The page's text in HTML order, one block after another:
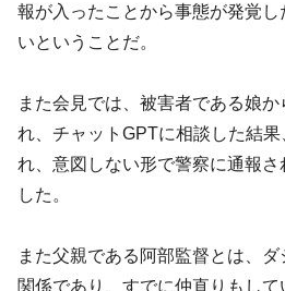
報が入ったことから事態が発覚
いということだ。
また会見では、被害者である娘
れ、チャットGPTに相談した結
れ、意図しない形で警察に通報
した。
また父親である阿部監督とは、
関係であり、すでに仲直りもして